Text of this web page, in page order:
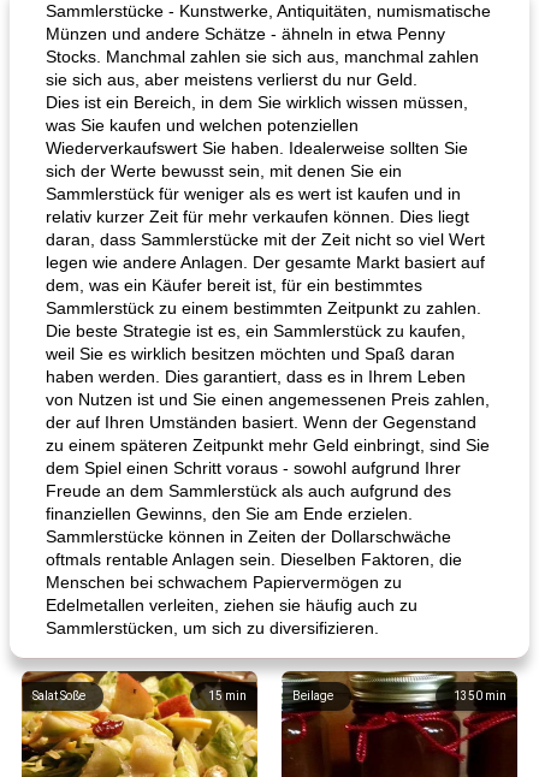
Sammlerstücke - Kunstwerke, Antiquitäten, numismatische
Münzen und andere Schätze - ähneln in etwa Penny
Stocks. Manchmal zahlen sie sich aus, manchmal zahlen
sie sich aus, aber meistens verlierst du nur Geld.
Dies ist ein Bereich, in dem Sie wirklich wissen müssen,
was Sie kaufen und welchen potenziellen
Wiederverkaufswert Sie haben. Idealerweise sollten Sie
sich der Werte bewusst sein, mit denen Sie ein
Sammlerstück für weniger als es wert ist kaufen und in
relativ kurzer Zeit für mehr verkaufen können. Dies liegt
daran, dass Sammlerstücke mit der Zeit nicht so viel Wert
legen wie andere Anlagen. Der gesamte Markt basiert auf
dem, was ein Käufer bereit ist, für ein bestimmtes
Sammlerstück zu einem bestimmten Zeitpunkt zu zahlen.
Die beste Strategie ist es, ein Sammlerstück zu kaufen,
weil Sie es wirklich besitzen möchten und Spaß daran
haben werden. Dies garantiert, dass es in Ihrem Leben
von Nutzen ist und Sie einen angemessenen Preis zahlen,
der auf Ihren Umständen basiert. Wenn der Gegenstand
zu einem späteren Zeitpunkt mehr Geld einbringt, sind Sie
dem Spiel einen Schritt voraus - sowohl aufgrund Ihrer
Freude an dem Sammlerstück als auch aufgrund des
finanziellen Gewinns, den Sie am Ende erzielen.
Sammlerstücke können in Zeiten der Dollarschwäche
oftmals rentable Anlagen sein. Dieselben Faktoren, die
Menschen bei schwachem Papiervermögen zu
Edelmetallen verleiten, ziehen sie häufig auch zu
Sammlerstücken, um sich zu diversifizieren.
15min
Salat Soße 1350 min
Beilage